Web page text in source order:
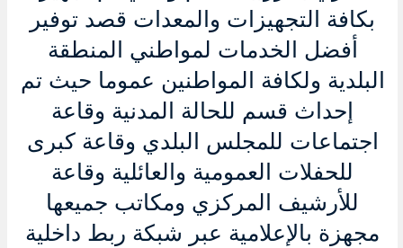
بكافة التجهيزات والمعدات قصد توفير
أفضل الخدمات لمواطني المنطقة
البلدية ولكافة المواطنين عموما حيث تم
إحداث قسم للحالة المدنية وقاعة
اجتماعات للمجلس البلدي وقاعة كبرى
للحفلات العمومية والعائلية وقاعة
للأرشيف المركزي ومكاتب جميعها
مجهزة بالإعلامية عبر شبكة ربط داخلية